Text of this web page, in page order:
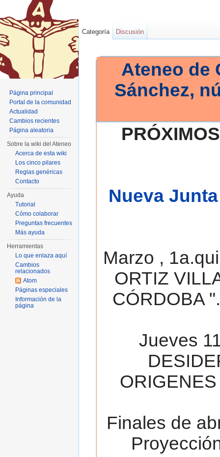
Ateneo de
Sánchez,
Nueva
Marzo ,
ORTIZ
CÓRDOBA
Jueves
Finales de
Categoría Discusión
Página principal
Portal de la comunidad
Actualidad
Cambios recientes
Página aleatoria
Sobre la wiki del Ateneo
Acerca de esta wiki
Los cinco pilares
Reglas genéricas
Contacto
Ayuda
Tutorial
Cómo colaborar
Preguntas frecuentes
Más ayuda
Herramientas
Lo que enlaza aquí
Cambios
relacionados
Atom
Páginas especiales
Información de la
página